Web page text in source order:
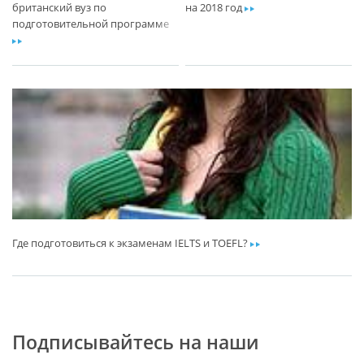
британский вуз по
подготовительной программе
ar
на 2018 годar
Где подготовиться к экзаменам IELTS и TOEFL?ar
Подписывайтесь на наши